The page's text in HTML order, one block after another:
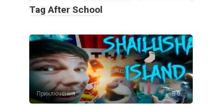
Tag After School
Приключения 0